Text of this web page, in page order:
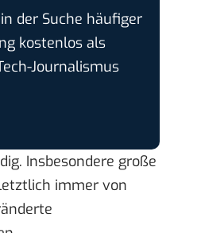
der Suche häufiger
kostenlos als
Journalismus
Insbesondere große
immer von